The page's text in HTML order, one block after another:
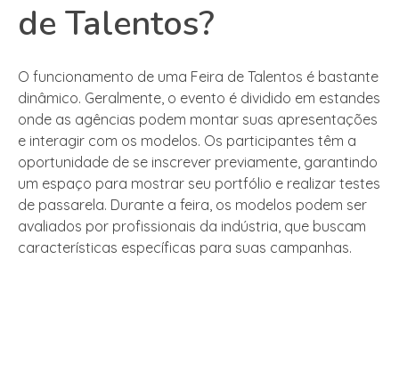
de Talentos?
O funcionamento de uma Feira de Talentos é bastante
dinâmico. Geralmente, o evento é dividido em estandes
onde as agências podem montar suas apresentações
e interagir com os modelos. Os participantes têm a
oportunidade de se inscrever previamente, garantindo
um espaço para mostrar seu portfólio e realizar testes
de passarela. Durante a feira, os modelos podem ser
avaliados por profissionais da indústria, que buscam
características específicas para suas campanhas.